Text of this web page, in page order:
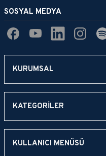
Bu ürüne benzer farklı
SOSYAL MEDYA
KURUMSAL
KATEGORİLER
KULLANICI MENÜSÜ